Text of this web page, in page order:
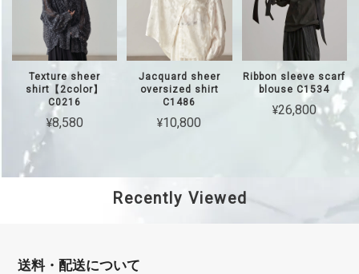
Texture sheer
shirt【2color】
C0216
¥8,580
Jacquard sheer
oversized shirt
C1486
¥10,800
Ribbon sleeve scarf
blouse C1534
¥26,800
Recently Viewed
送料・配送について